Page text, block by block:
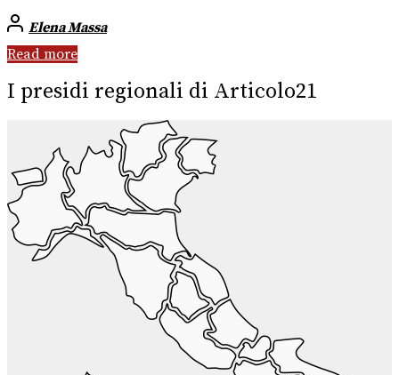
Elena Massa
Read more
I presidi regionali di Articolo21